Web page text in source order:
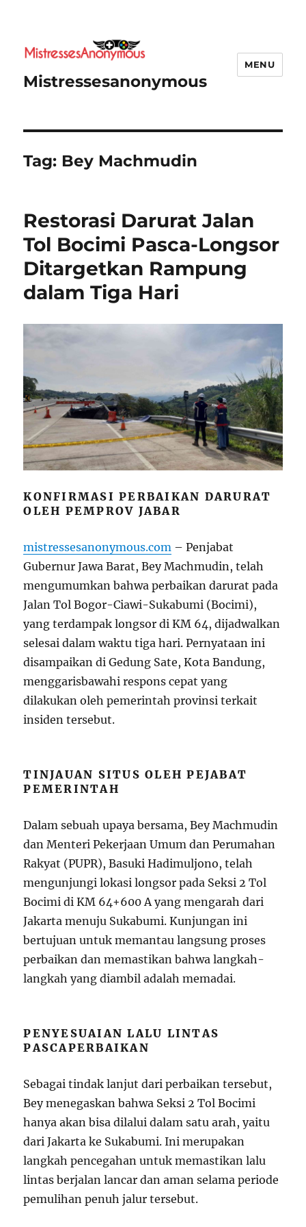
Mistressesanonymous
MENU
Tag: Bey Machmudin
Restorasi Darurat Jalan
Tol Bocimi Pasca-Longsor
Ditargetkan Rampung
dalam Tiga Hari
KONFIRMASI PERBAIKAN DARURAT
OLEH PEMPROV JABAR
mistressesanonymous.com – Penjabat
Gubernur Jawa Barat, Bey Machmudin, telah
mengumumkan bahwa perbaikan darurat pada
Jalan Tol Bogor-Ciawi-Sukabumi (Bocimi),
yang terdampak longsor di KM 64, dijadwalkan
selesai dalam waktu tiga hari. Pernyataan ini
disampaikan di Gedung Sate, Kota Bandung,
menggarisbawahi respons cepat yang
dilakukan oleh pemerintah provinsi terkait
insiden tersebut.
TINJAUAN SITUS OLEH PEJABAT
PEMERINTAH
Dalam sebuah upaya bersama, Bey Machmudin
dan Menteri Pekerjaan Umum dan Perumahan
Rakyat (PUPR), Basuki Hadimuljono, telah
mengunjungi lokasi longsor pada Seksi 2 Tol
Bocimi di KM 64+600 A yang mengarah dari
Jakarta menuju Sukabumi. Kunjungan ini
bertujuan untuk memantau langsung proses
perbaikan dan memastikan bahwa langkah-
langkah yang diambil adalah memadai.
PENYESUAIAN LALU LINTAS
PASCAPERBAIKAN
Sebagai tindak lanjut dari perbaikan tersebut,
Bey menegaskan bahwa Seksi 2 Tol Bocimi
hanya akan bisa dilalui dalam satu arah, yaitu
dari Jakarta ke Sukabumi. Ini merupakan
langkah pencegahan untuk memastikan lalu
lintas berjalan lancar dan aman selama periode
pemulihan penuh jalur tersebut.